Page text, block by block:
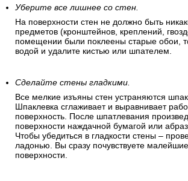
Уберите все лишнее со стен.
На поверхности стен не должно быть
предметов (кронштейнов, креплений,
помещении были поклеены старые обои,
водой и удалите кистью или шпателем.
Сделайте стены гладкими.
Все мелкие изъяны стен устраняются
Шпаклевка сглаживает и выравнивает
поверхность. После шпатлевания
поверхности наждачной бумагой или
Чтобы убедиться в гладкости стены –
ладонью. Вы сразу почувствуете
поверхности.